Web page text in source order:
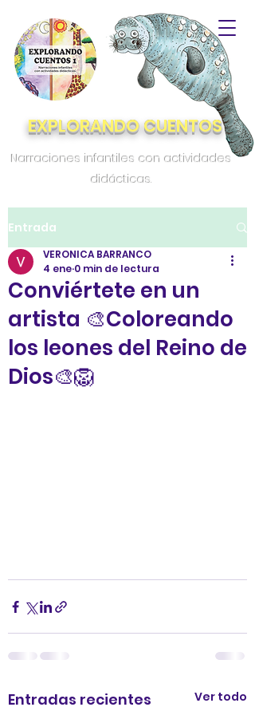
EXPLORANDO CUENTOS
Narraciones infantiles con actividades
didácticas.
Entrada
Conviértete en un
artista 🎨Coloreando
los leones del Reino de
Dios🎨🦁
VERONICA BARRANCO
4 ene 0 min de lectura
Entradas recientes Ver todo